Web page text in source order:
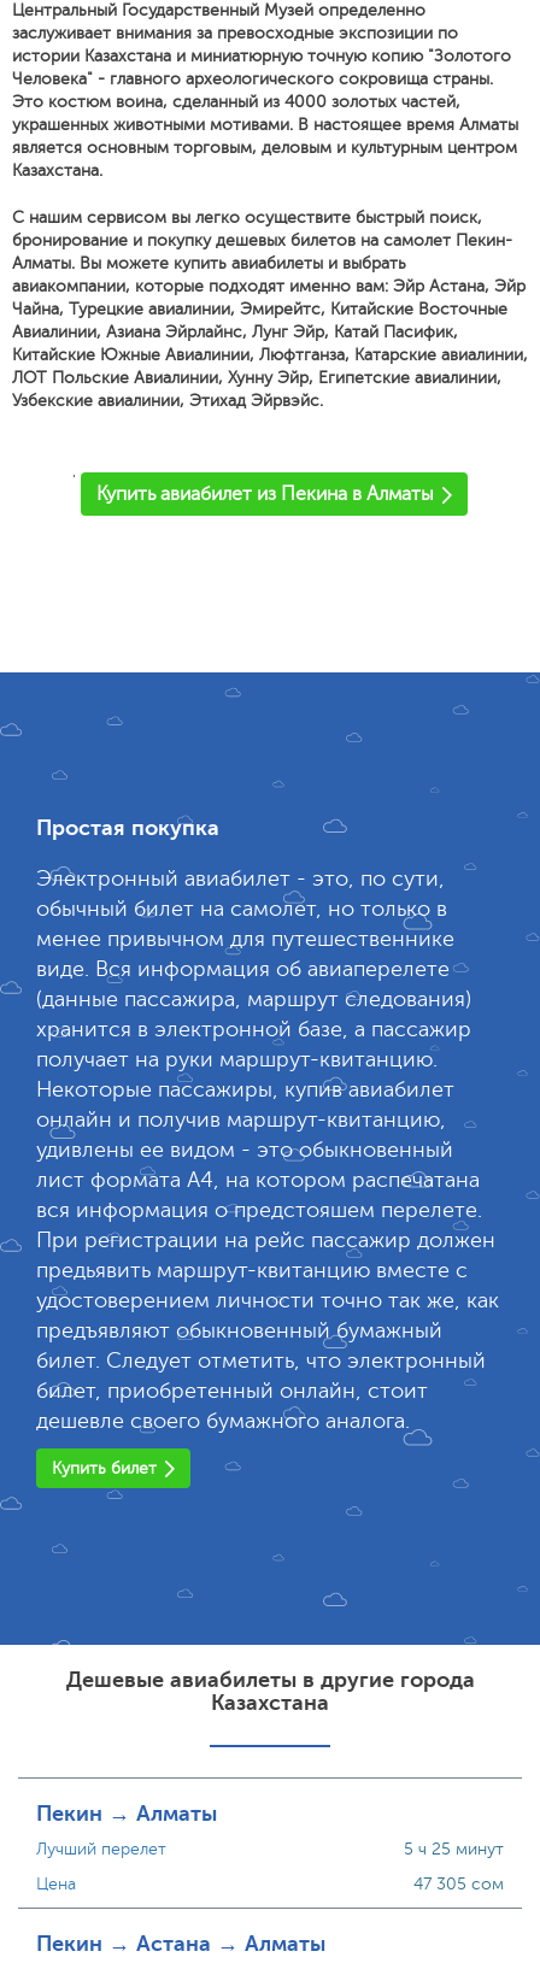
Центральный Государственный Музей определенно
заслуживает внимания за превосходные экспозиции по
истории Казахстана и миниатюрную точную копию "Золотого
Человека" - главного археологического сокровища страны.
Это костюм воина, сделанный из 4000 золотых частей,
украшенных животными мотивами. В настоящее время Алматы
является основным торговым, деловым и культурным центром
Казахстана.
С нашим сервисом вы легко осуществите быстрый поиск,
бронирование и покупку дешевых билетов на самолет Пекин-
Алматы. Вы можете купить авиабилеты и выбрать
авиакомпании, которые подходят именно вам: Эйр Астана, Эйр
Чайна, Турецкие авиалинии, Эмирейтс, Китайские Восточные
Авиалинии, Азиана Эйрлайнс, Лунг Эйр, Катай Пасифик,
Китайские Южные Авиалинии, Люфтганза, Катарские авиалинии,
ЛОТ Польские Авиалинии, Хунну Эйр, Египетские авиалинии,
Узбекские авиалинии, Этихад Эйрвэйс.
'
Купить авиабилет из Пекина в Алматы
Простая покупка
Электронный авиабилет - это, по сути,
обычный билет на самолет, но только в
менее привычном для путешественнике
виде. Вся информация об авиаперелете
(данные пассажира, маршрут следования)
хранится в электронной базе, а пассажир
получает на руки маршрут-квитанцию.
Некоторые пассажиры, купив авиабилет
онлайн и получив маршрут-квитанцию,
удивлены ее видом - это обыкновенный
лист формата А4, на котором распечатана
вся информация о предстояшем перелете.
При регистрации на рейс пассажир должен
предьявить маршрут-квитанцию вместе с
удостоверением личности точно так же, как
предъявляют обыкновенный бумажный
билет. Следует отметить, что электронный
билет, приобретенный онлайн, стоит
дешевле своего бумажного аналога.
Купить билет
Дешевые авиабилеты в другие города
Казахстана
Пекин → Алматы
Лучший перелет
Цена
5 ч 25 минут
47 305 сом
Пекин → Астана → Алматы